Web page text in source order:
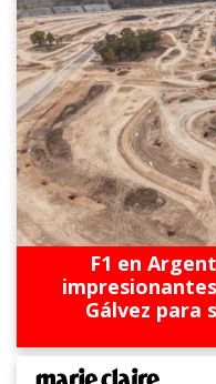
F1 en
Gálvez para